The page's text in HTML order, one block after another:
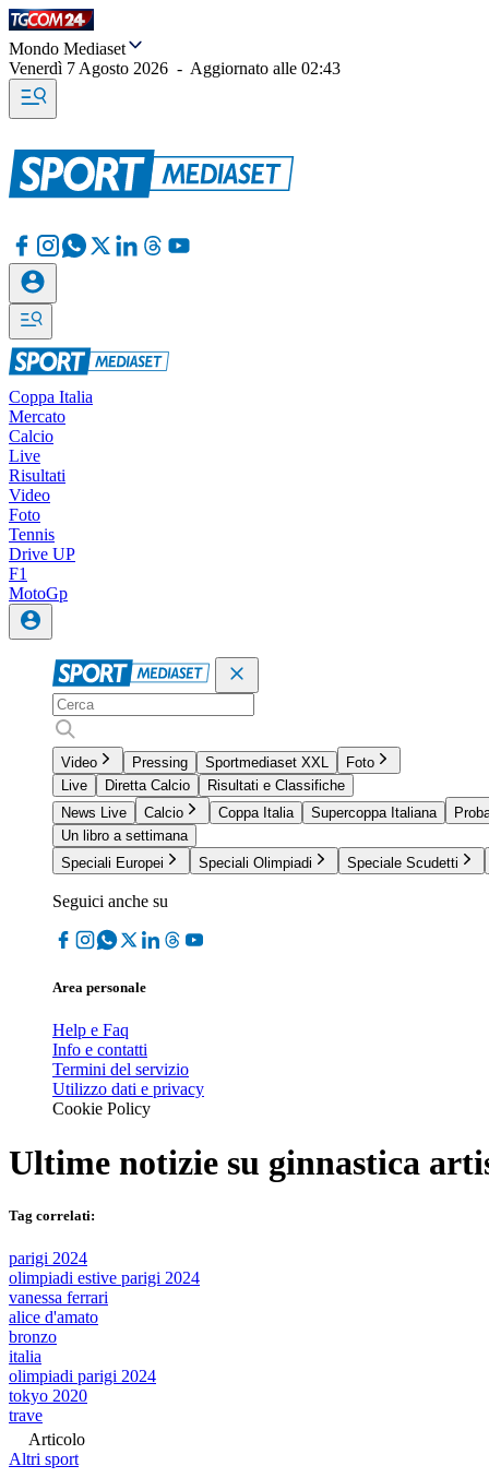
Mondo Mediaset
Venerdì 7 Agosto 2026 - Aggiornato alle 02:43
Coppa Italia
Mercato
Calcio
Live
Risultati
Video
Foto
Tennis
Drive UP
F1
MotoGp
Video Pressing Sportmediaset XXL
Foto
Live
Diretta Calcio
Risultati e Classifiche
News Live
Calcio Coppa Italia Supercoppa Italiana
Un libro a settimana
Speciali Europei
Speciali Olimpiadi Speciale Scudetti
Seguici anche su
Area personale
Help e Faq
Info e contatti
Termini del servizio
Utilizzo dati e privacy
Cookie Policy
Ultime notizie su ginnastica
Tag correlati:
parigi 2024
olimpiadi estive parigi 2024
vanessa ferrari
alice d'amato
bronzo
italia
olimpiadi parigi 2024
tokyo 2020
trave
Articolo
Altri sport